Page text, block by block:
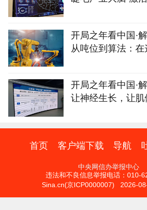
开局之年看中国·解
从吨位到算法：
开局之年看中国·解
让神经生长，让肌
首页 客户端下载 导航
中央网信办举报中心
违法和不良信息举报电话：010-
Sina.cn(京ICP0000007) 2026-